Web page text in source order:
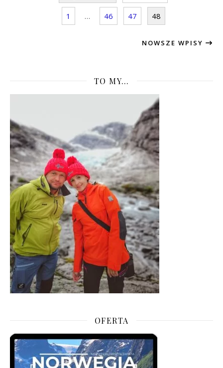
1 … 46 47 48
NOWSZE WPISY
TO MY…
OFERTA